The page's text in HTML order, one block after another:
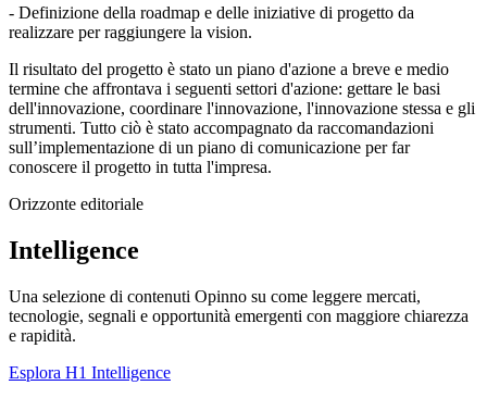
- Definizione della roadmap e delle iniziative di progetto da
realizzare per raggiungere la vision.
Il risultato del progetto è stato un piano d'azione a breve e medio
termine che affrontava i seguenti settori d'azione: gettare le basi
dell'innovazione, coordinare l'innovazione, l'innovazione stessa e gli
strumenti. Tutto ciò è stato accompagnato da raccomandazioni
sull’implementazione di un piano di comunicazione per far
conoscere il progetto in tutta l'impresa.
Orizzonte editoriale
Intelligence
Una selezione di contenuti Opinno su come leggere mercati,
tecnologie, segnali e opportunità emergenti con maggiore chiarezza
e rapidità.
Esplora H1 Intelligence